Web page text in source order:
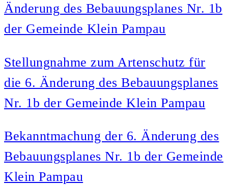
Änderung des Bebauungsplanes Nr. 1b
der Gemeinde Klein Pampau
Stellungnahme zum Artenschutz für
die 6. Änderung des Bebauungsplanes
Nr. 1b der Gemeinde Klein Pampau
Bekanntmachung der 6. Änderung des
Bebauungsplanes Nr. 1b der Gemeinde
Klein Pampau